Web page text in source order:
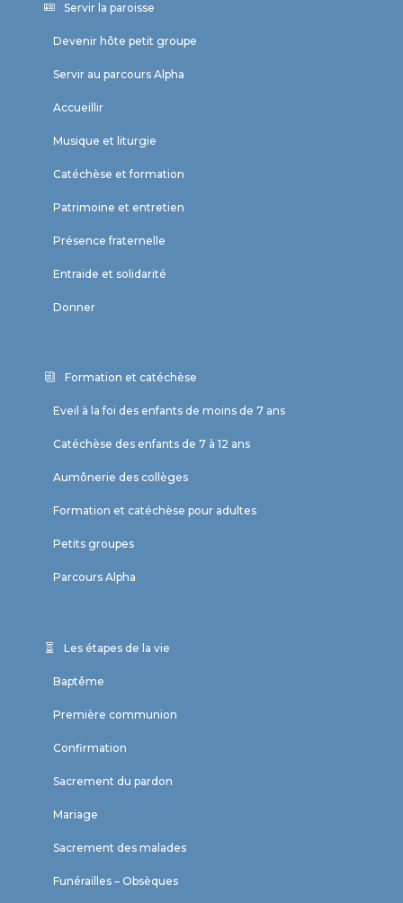
Servir la paroisse
Devenir hôte petit groupe
Servir au parcours Alpha
Accueillir
Musique et liturgie
Catéchèse et formation
Patrimoine et entretien
Présence fraternelle
Entraide et solidarité
Donner
Formation et catéchèse
Eveil à la foi des enfants de moins de 7 ans
Catéchèse des enfants de 7 à 12 ans
Aumônerie des collèges
Formation et catéchèse pour adultes
Petits groupes
Parcours Alpha
Les étapes de la vie
Baptême
Première communion
Confirmation
Sacrement du pardon
Mariage
Sacrement des malades
Funérailles – Obsèques